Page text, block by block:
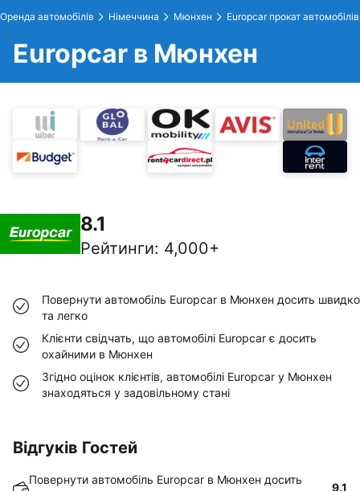
Оренда автомобілів Німеччина Мюнхен Europcar прокат автомобілів
Europcar в Мюнхен
8.1
Рейтинги: 4,000+
Повернути автомобіль Europcar в Мюнхен досить швидко
та легко
Клієнти свідчать, що автомобілі Europcar є досить
охайними в Мюнхен
Згідно оцінок клієнтів, автомобілі Europcar у Мюнхен
знаходяться у задовільному стані
Відгуків Гостей
Повернути автомобіль Europcar в Мюнхен досить
9.1